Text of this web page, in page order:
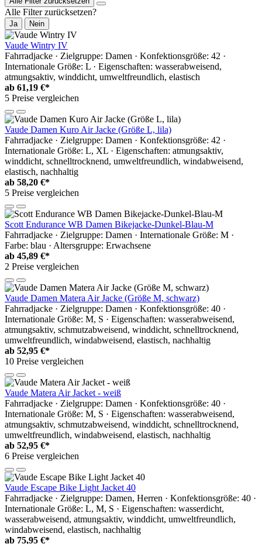
Alle Filter zurücksetzen?
Ja Nein
Vaude Wintry IV
Fahrradjacke · Zielgruppe: Damen · Konfektionsgröße: 42 ·
Internationale Größe: L · Eigenschaften: wasserabweisend,
atmungsaktiv, winddicht, umweltfreundlich, elastisch
ab 61,19 €*
5 Preise vergleichen
Vaude Damen Kuro Air Jacke (Größe L, lila)
Fahrradjacke · Zielgruppe: Damen · Konfektionsgröße: 42 ·
Internationale Größe: L, XL · Eigenschaften: atmungsaktiv,
winddicht, schnelltrocknend, umweltfreundlich, windabweisend,
elastisch, nachhaltig
ab 58,20 €*
5 Preise vergleichen
Scott Endurance WB Damen Bikejacke-Dunkel-Blau-M
Fahrradjacke · Zielgruppe: Damen · Internationale Größe: M ·
Farbe: blau · Altersgruppe: Erwachsene
ab 45,89 €*
2 Preise vergleichen
Vaude Damen Matera Air Jacke (Größe M, schwarz)
Fahrradjacke · Zielgruppe: Damen · Konfektionsgröße: 40 ·
Internationale Größe: M, S · Eigenschaften: wasserabweisend,
atmungsaktiv, schmutzabweisend, winddicht, schnelltrocknend,
umweltfreundlich, windabweisend, elastisch, nachhaltig
ab 52,95 €*
10 Preise vergleichen
Vaude Matera Air Jacket - weiß
Fahrradjacke · Zielgruppe: Damen · Konfektionsgröße: 40 ·
Internationale Größe: M, S · Eigenschaften: wasserabweisend,
atmungsaktiv, schmutzabweisend, winddicht, schnelltrocknend,
umweltfreundlich, windabweisend, elastisch, nachhaltig
ab 52,95 €*
6 Preise vergleichen
Vaude Escape Bike Light Jacket 40
Fahrradjacke · Zielgruppe: Damen, Herren · Konfektionsgröße: 40 ·
Internationale Größe: L, M, S · Eigenschaften: wasserdicht,
wasserabweisend, atmungsaktiv, winddicht, umweltfreundlich,
windabweisend, elastisch, nachhaltig
ab 75,95 €*